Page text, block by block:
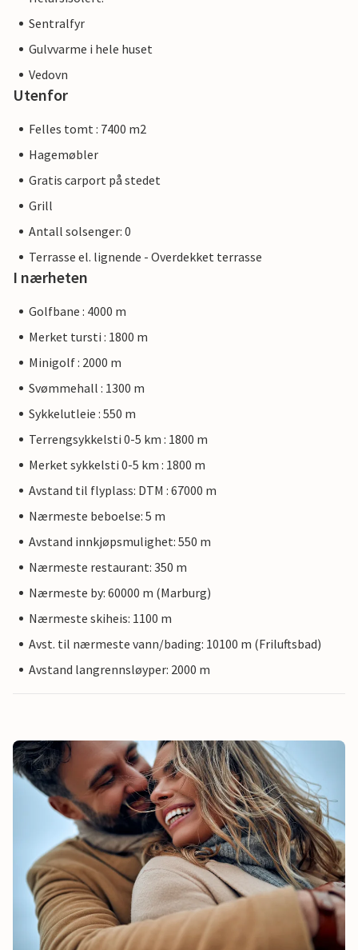
Sentralfyr
Gulvvarme i hele huset
Vedovn
Utenfor
Felles tomt : 7400 m2
Hagemøbler
Gratis carport på stedet
Grill
Antall solsenger: 0
Terrasse el. lignende - Overdekket terrasse
I nærheten
Golfbane : 4000 m
Merket tursti : 1800 m
Minigolf : 2000 m
Svømmehall : 1300 m
Sykkelutleie : 550 m
Terrengsykkelsti 0-5 km : 1800 m
Merket sykkelsti 0-5 km : 1800 m
Avstand til flyplass: DTM : 67000 m
Nærmeste beboelse: 5 m
Avstand innkjøpsmulighet: 550 m
Nærmeste restaurant: 350 m
Nærmeste by: 60000 m (Marburg)
Nærmeste skiheis: 1100 m
Avst. til nærmeste vann/bading: 10100 m (Friluftsbad)
Avstand langrennsløyper: 2000 m